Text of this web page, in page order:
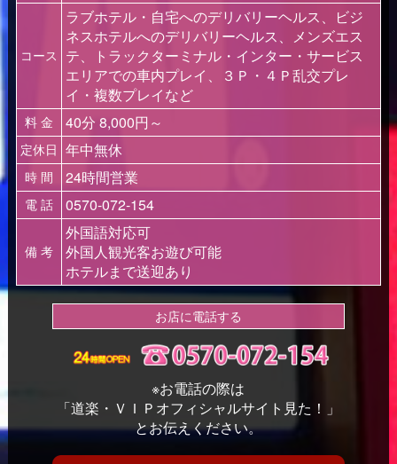
コース
ラブホテル・自宅へのデリバリーヘルス、ビジ
ネスホテルへのデリバリーヘルス、メンズエス
テ、トラックターミナル・インター・サービス
エリアでの車内プレイ、３Ｐ・４Ｐ乱交プレ
イ・複数プレイなど
料 金 40分 8,000円～
定休日 年中無休
時 間 24時間営業
電 話 0570-072-154
備 考
外国語対応可
外国人観光客お遊び可能
ホテルまで送迎あり
お店に電話する
※お電話の際は
「道楽・ＶＩＰオフィシャルサイト見た！」
とお伝えください。